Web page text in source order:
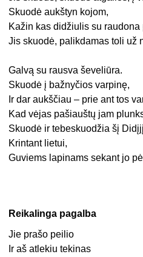
Skuodė aukštyn kojom,
Kažin kas didžiulis su
Jis skuodė, palikdamas toli už
Galvą su rausva ševeliūra.
Skuodė į bažnyčios varpinę,
Ir dar aukščiau – prie ant tos
Kad vėjas pašiauštų jam
Skuodė ir tebeskuodžia šį
Krintant lietui,
Guviems lapinams sekant jo
Reikalinga pagalba
Jie prašo peilio
Ir aš atlekiu tekinas